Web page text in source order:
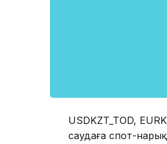
USDKZT_TOD,
саудаға спот-